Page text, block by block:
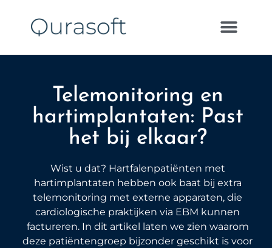
Telemonitoring en
hartimplantaten: Past
het bij elkaar?
Wist u dat? Hartfalenpatiënten met
hartimplantaten hebben ook baat bij extra
telemonitoring met externe apparaten, die
cardiologische praktijken via EBM kunnen
factureren. In dit artikel laten we zien waarom
deze patiëntengroep bijzonder geschikt is voor